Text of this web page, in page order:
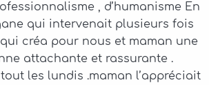
, d’humanisme En
qui intervenait plusieurs fois
créa pour nous et maman une
attachante et rassurante .
les lundis .maman l’appréciait